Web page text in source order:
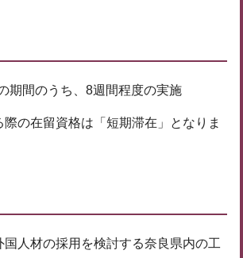
期間のうち、8週間程度の実施
の在留資格は「短期滞在」となりま
国人材の採用を検討する奈良県内の工